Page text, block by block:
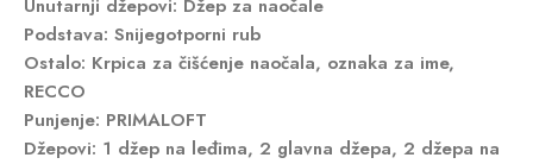
Unutarnji džepovi: Džep za naočale
Podstava: Snijegotporni rub
Ostalo: Krpica za čišćenje naočala, oznaka za ime,
RECCO
Punjenje: PRIMALOFT
Džepovi: 1 džep na leđima, 2 glavna džepa, 2 džepa na